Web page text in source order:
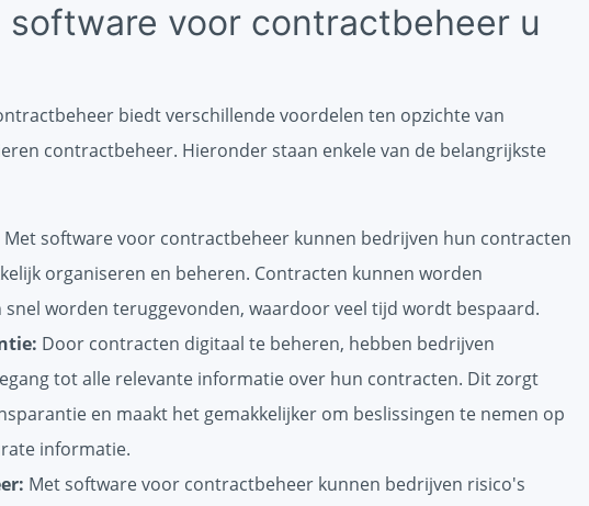
software voor contractbeheer u
biedt verschillende voordelen ten opzichte van
contractbeheer. Hieronder staan enkele van de belangrijkste
Met software voor contractbeheer kunnen bedrijven hun contracten
organiseren en beheren. Contracten kunnen worden
snel worden teruggevonden, waardoor veel tijd wordt bespaard.
Door contracten digitaal te beheren, hebben bedrijven
tot alle relevante informatie over hun contracten. Dit zorgt
en maakt het gemakkelijker om beslissingen te nemen op
informatie.
Met software voor contractbeheer kunnen bedrijven risico's